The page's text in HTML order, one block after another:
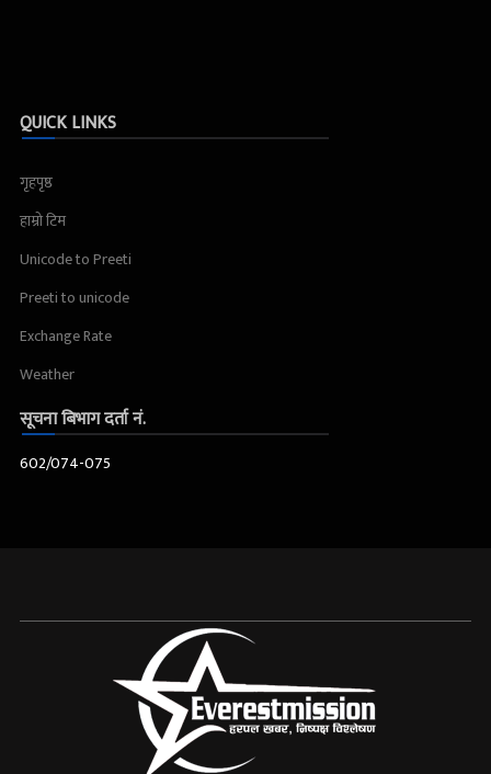
QUICK LINKS
गृहपृष्ठ
हाम्रो टिम
Unicode to Preeti
Preeti to unicode
Exchange Rate
Weather
सूचना बिभाग दर्ता नं.
602/074-075